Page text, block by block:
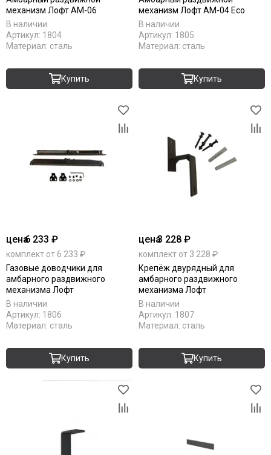
механизм Лофт АМ-06
В наличии
Артикул: 1804
Материал: сталь
Купить
механизм Лофт АМ-04 Eco
В наличии
Артикул: 1805
Материал: сталь
Купить
цена6 233 ₽
комплект от 6 233 ₽
Газовые доводчики для
амбарного раздвижного
механизма Лофт
В наличии
Артикул: 1806
Материал: сталь
Купить
цена3 228 ₽
комплект от 3 228 ₽
Крепёж двурядный для
амбарного раздвижного
механизма Лофт
В наличии
Артикул: 1807
Материал: сталь
Купить